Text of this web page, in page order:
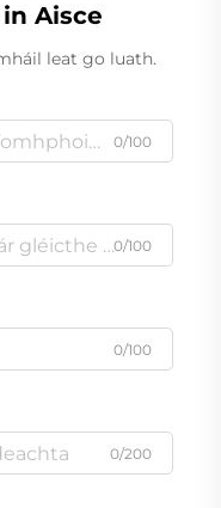
Aisce
leat go luath.
0/100
0/100
0/100
0/200